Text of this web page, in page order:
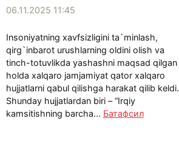
06.11.2025 11:45
Insoniyatning xavfsizligini ta`minlash,
qirg`inbarot urushlarning oldini olish va
tinch-totuvlikda yashashni maqsad qilgan
holda xalqaro jamjamiyat qator xalqaro
hujjatlarni qabul qilishga harakat qilib keldi.
Shunday hujjatlardan biri – “Irqiy
kamsitishning barcha... Батафсил